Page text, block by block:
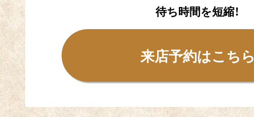
待ち時間を短縮！
来店予約はこちら